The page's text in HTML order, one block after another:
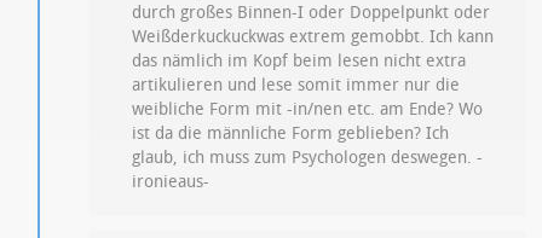
durch großes Binnen-I oder Doppelpunkt oder
Weißderkuckuckwas extrem gemobbt. Ich kann
das nämlich im Kopf beim lesen nicht extra
artikulieren und lese somit immer nur die
weibliche Form mit -in/nen etc. am Ende? Wo
ist da die männliche Form geblieben? Ich
glaub, ich muss zum Psychologen deswegen. -
ironieaus-